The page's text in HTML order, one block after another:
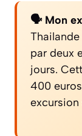
🗣️ Mon
par deux
jours.
400
excursion